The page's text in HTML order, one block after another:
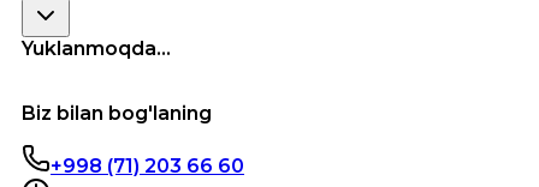
Yuklanmoqda...
Biz bilan bog'laning
+998 (71) 203 66 60